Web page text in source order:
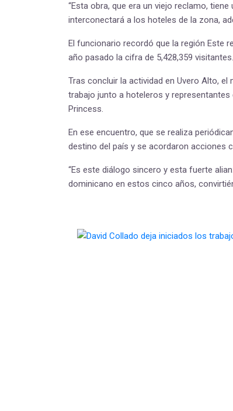
“Esta obra, que era un viejo reclamo,
interconectará a los hoteles de la zona,
El funcionario recordó que la región Este
año pasado la cifra de 5,428,359 visitantes.
Tras concluir la actividad en Uvero Alto,
trabajo junto a hoteleros y representantes
Princess.
En ese encuentro, que se realiza
destino del país y se acordaron acciones
“Es este diálogo sincero y esta fuerte
dominicano en estos cinco años,